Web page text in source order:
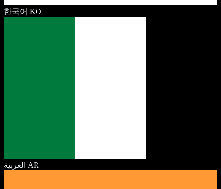
한국어 KO
العربية AR